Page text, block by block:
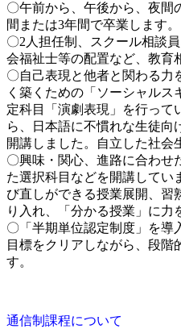
〇午前から、午後から、夜間
間または3年間で卒業します。
〇2人担任制、スクール相談
会福祉士等の配置など、教育
〇自己表現と他者と関わる力
く築くための「ソーシャル
定科目「演劇表現」を行って
ら、日本語に不慣れな生徒向
開講しました。自立した社会
〇興味・関心、進路に合わせ
た選択科目などを開講してい
び直しができる授業展開、習
り入れ、「分かる授業」に力
〇「半期単位認定制度」を導
目標をクリアしながら、段階
す。
通信制課程について